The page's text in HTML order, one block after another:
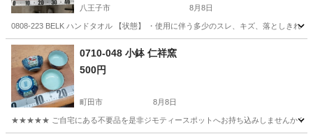
八王子市 8月8日
0808-223 BELK ハンドタオル 【状態】 ・使用に伴う多少のスレ、キズ、落としきれ
東京 八王子市 ハンドタオル
0710-048 小鉢 仁祥窯
500円
町田市 8月8日
★★★★★ ご自宅にある不要品を是非ジモティースポットへお持ち込みしませんか？